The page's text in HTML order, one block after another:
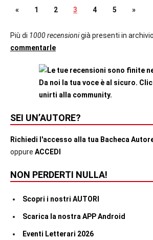
Recensioni
Thriller
Paginazione
degli
articoli
«Articolo
1 2 3 4 5 »
Più di 1000 recensionigià presenti in
commentarle
SEI UN’AUTORE?
Richiedi l'accesso alla tua Bacheca
oppure ACCEDI
NON PERDERTI NULLA!
Scopri i nostri AUTORI
Scarica la nostra APP Android
Eventi Letterari 2026